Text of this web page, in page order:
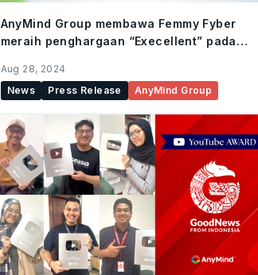
AnyMind Group membawa Femmy Fyber
meraih penghargaan “Execellent” pada
Excellence 2024, oleh Mix Marketing dan
SWA
Aug 28, 2024
News
Press Release AnyMind Group